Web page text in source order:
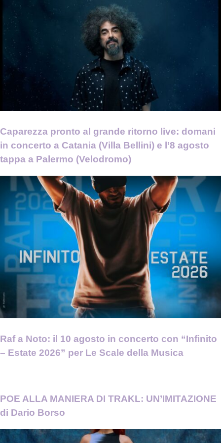
Caparezza pronto al grande ritorno live: domani
in concerto a Catania (Villa Bellini) e l’8 agosto
tappa a Palermo (Velodromo)
Raf a Noto: il 10 agosto in concerto con “Infinito
– Estate 2026” per Le Scale della Musica
POE ALLA MANIERA DI TRAKL: UN’IMITAZIONE
di Dario Borso